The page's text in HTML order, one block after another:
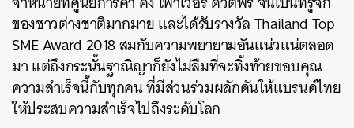
ของชาวต่างชาติมากมาย และได้รับรางวัล Thailand Top
SME Award 2018 สมกับความพยายามอันแน่วแน่ตลอด
มา แต่ถึงกระนั้นฐาณิญาก็ยังไม่ลืมที่จะทิ้งท้ายขอบคุณ
ความสำเร็จนี้กับทุกคน ที่มีส่วนร่วมผลักดันให้แบรนด์ไทย
ให้ประสบความสำเร็จไปถึงระดับโลก